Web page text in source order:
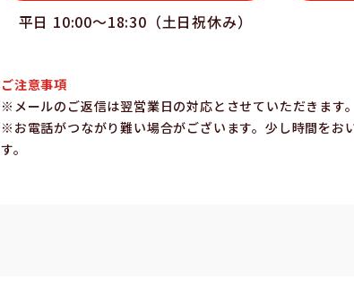
平⽇ 10:00〜18:30（⼟⽇祝休み）
ご注意事項
※メールのご返信は翌営業⽇の対応とさせていただきます。
※お電話がつながり難い場合がございます。少し時間をお
す。